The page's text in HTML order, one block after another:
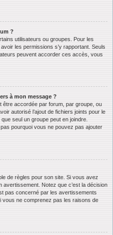
?
utilisateurs ou groupes. Pour les
les permissions s’y rapportant. Seuls
peuvent accorder ces accès, vous
à mon message ?
être accordée par forum, par groupe, ou
autorisé l’ajout de fichiers joints pour le
seul un groupe peut en joindre.
pourquoi vous ne pouvez pas ajouter
de règles pour son site. Si vous avez
Notez que c’est la décision
pas concerné par les avertissements
vous ne comprenez pas les raisons de